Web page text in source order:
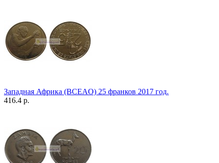
Западная Африка (BCEAO) 25 франков 2017 год.
416.4 р.